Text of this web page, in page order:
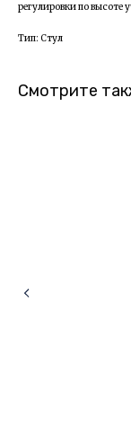
регулировки по высоте
Тип: Стул
Смотрите